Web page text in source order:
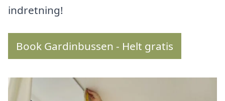
indretning!
Book Gardinbussen - Helt gratis